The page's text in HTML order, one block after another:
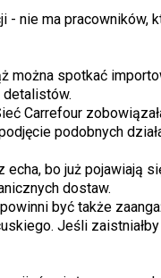
- nie ma
można spotkać
Carrefour
podobnych
bo już pojawiają
dostaw.
być także
Jeśli